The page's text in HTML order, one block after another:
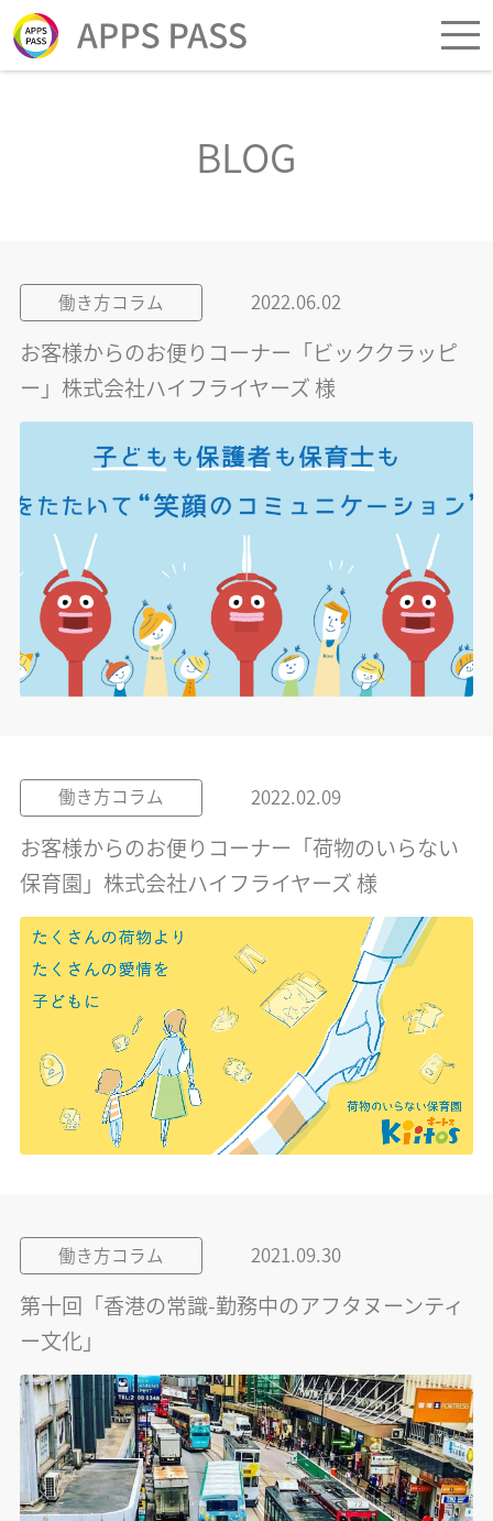
BLOG
働き方コラム 2022.06.02
お客様からのお便りコーナー「ビッククラッピ
ー」株式会社ハイフライヤーズ 様
働き方コラム 2022.02.09
お客様からのお便りコーナー「荷物のいらない
保育園」株式会社ハイフライヤーズ 様
働き方コラム 2021.09.30
第十回「香港の常識-勤務中のアフタヌーンティ
ー文化」